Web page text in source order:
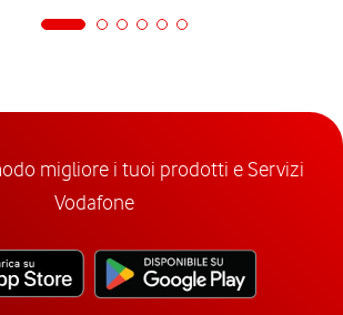
migliore i tuoi prodotti e Servizi
Vodafone